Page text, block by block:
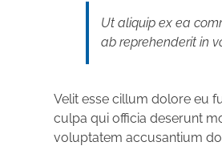
Ut aliquip ex ea
ab reprehenderit in
Velit esse cillum dolore eu
culpa qui officia deserunt
voluptatem accusantium